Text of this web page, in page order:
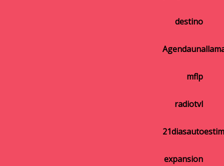
destino
mflp
radiotvl
expansion